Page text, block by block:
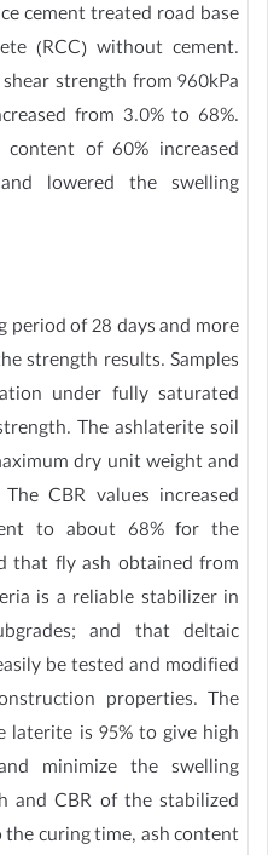
cement treated road base
(RCC) without cement.
strength from 960kPa
from 3.0% to 68%.
of 60% increased
lowered the swelling
of 28 days and more
strength results. Samples
under fully saturated
The ashlaterite soil
dry unit weight and
CBR values increased
to about 68% for the
that fly ash obtained from
is a reliable stabilizer in
and that deltaic
be tested and modified
properties. The
is 95% to give high
minimize the swelling
and CBR of the stabilized
curing time, ash content